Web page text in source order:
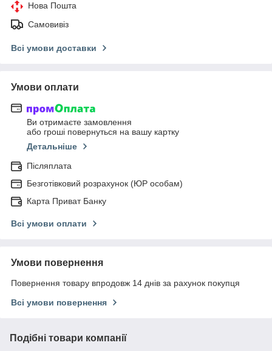
Нова Пошта
Самовивіз
Всі умови доставки
Умови оплати
Ви отримаєте замовлення
або гроші повернуться на вашу картку
Детальніше
Післяплата
Безготівковий розрахунок (ЮР особам)
Карта Приват Банку
Всі умови оплати
Умови повернення
Повернення товару впродовж 14 днів за рахунок покупця
Всі умови повернення
Подібні товари компанії